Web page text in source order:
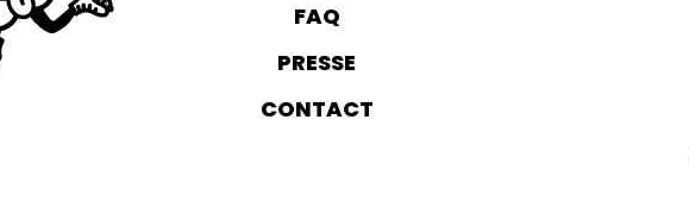
FAQ
PRESSE
CONTACT